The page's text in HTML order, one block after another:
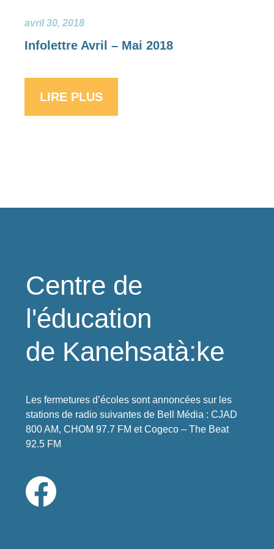
avril 30, 2018
Infolettre Avril – Mai 2018
LIRE PLUS
Centre de
l'éducation
de Kanehsatà:ke
Les fermetures d’écoles sont annoncées sur les
stations de radio suivantes de Bell Média : CJAD
800 AM, CHOM 97.7 FM et Cogeco – The Beat
92.5 FM